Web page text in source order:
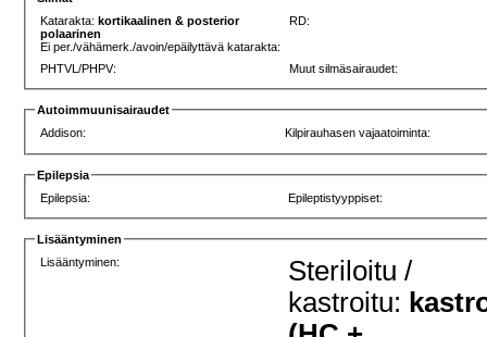
Katarakta:kortikaalinen & posterior
polaarinen
Ei per./vähämerk./avoin/epäilyttävä katarakta:
RD:
PHTVL/PHPV: Muut silmäsairaudet:
Autoimmuunisairaudet
Addison:
Kilpirauhasen vajaatoiminta:
Epilepsia
Epilepsia:
Epileptistyyppiset:
Lisääntyminen
Lisääntyminen:
Steriloitu /
kastroitu: